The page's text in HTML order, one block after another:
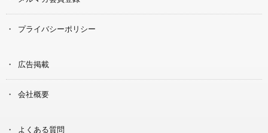
プライバシーポリシー
広告掲載
会社概要
よくある質問